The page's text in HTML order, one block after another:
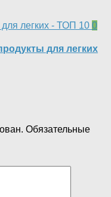
0
для легких
Обязательные